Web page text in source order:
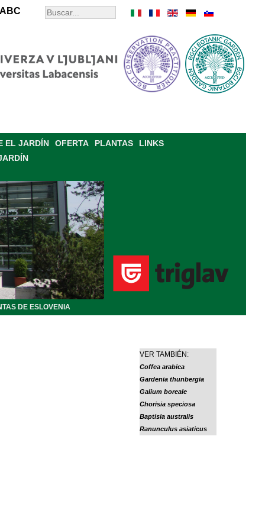
ABC
EL JARDÍN OFERTA PLANTAS
LINKS
DE ESLOVENIA
VER TAMBIÉN:
Coffea arabica
Gardenia thunbergia
Galium boreale
Chorisia speciosa
Baptisia australis
Ranunculus asiaticus